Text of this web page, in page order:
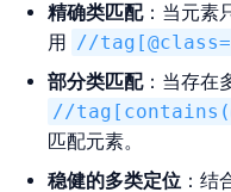
精确类匹配：当元素
用
//
部分类匹配：当存在
//
匹配元素。
稳健的多类定位 ：结